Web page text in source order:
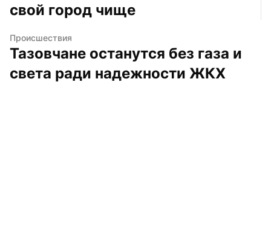
свой город чище
Происшествия
Тазовчане останутся без газа и
света ради надежности ЖКХ